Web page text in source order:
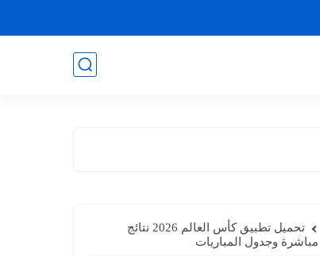
تحميل تطبيق كأس العالم 2026 نتائج
مباشرة وجدول المباريات